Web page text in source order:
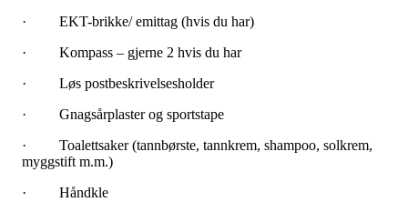
· EKT-brikke/ emittag (hvis du har)
· Kompass – gjerne 2 hvis du har
· Løs postbeskrivelsesholder
· Gnagsårplaster og sportstape
· Toalettsaker (tannbørste, tannkrem, shampoo, solkrem,
myggstift m.m.)
· Håndkle